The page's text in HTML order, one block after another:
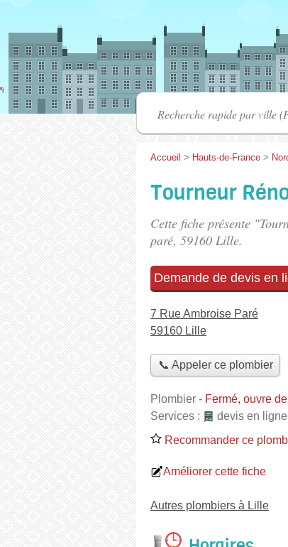
Accueil > Hauts-de-France >
Tourneur
Cette fiche présente
paré, 59160 Lille.
Demande de devis en
7 Rue Ambroise Paré
59160 Lille
📞 Appeler ce plombier
Plombier - Fermé, ouvre
Services :
devis en ligne
Recommander ce
Améliorer cette fiche
Autres plombiers à Lille